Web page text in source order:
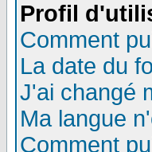
Profil
Comment
La date du
J'ai changé
Ma langue
Comment